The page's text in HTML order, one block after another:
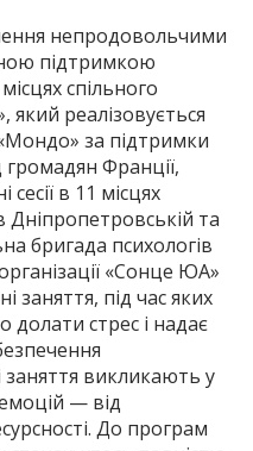
непродовольчими
підтримкою
спільного
реалізовується
за підтримки
громадян Франції,
в 11 місцях
та
бригада психологів
«Сонце ЮА»
заняття, під час яких
долати стрес і надає
заняття викликають у
— від
До програм